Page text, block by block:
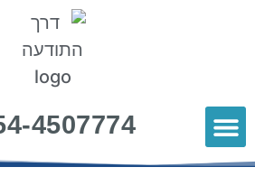
4507774